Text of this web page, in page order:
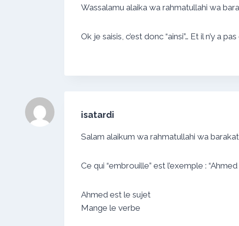
Wassalamu alaika wa rahmatullahi wa
Ok je saisis, c’est donc “ainsi”… Et il n’y
isatardi
Salam alaikum wa rahmatullahi wa
Ce qui “embrouille” est l’exemple :
Ahmed est le sujet
Mange le verbe